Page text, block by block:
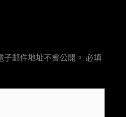
郵件地址不會公開。 必填